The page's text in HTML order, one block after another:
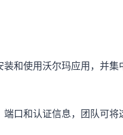
和使用沃尔玛应用，并集
口和认证信息，团队可将